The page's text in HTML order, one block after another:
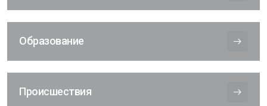
Образование
Происшествия